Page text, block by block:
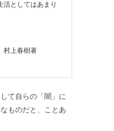
活としてはあまり
村上春樹著
て自らの「闇」に
ものだと、ことあ